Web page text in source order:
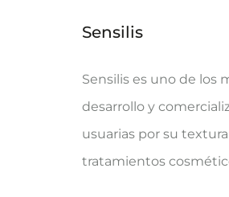
Sensilis
Sensilis es uno de los
desarrollo y
usuarias por su
tratamientos